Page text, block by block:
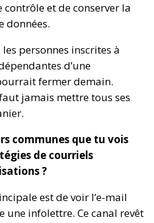
et de conserver la
données.
personnes inscrites à
d’une
fermer demain.
jamais mettre tous ses
communes que tu vois
de courriels
?
est de voir l’e-mail
une infolettre. Ce canal revêt